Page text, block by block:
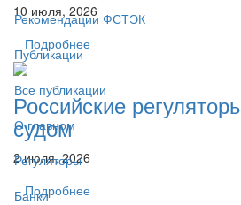
Рекомендации ФСТЭК
Публикации
Все публикации
О главном
Регуляторы
Банки
10 июля, 2026
Подробнее
Российские
судом
2 июля, 2026
Подробнее